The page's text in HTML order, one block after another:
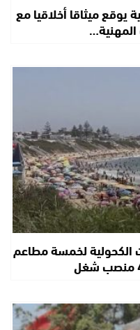
يوقع ميثاقا أخلاقيا مع
لخمسة مطاعم